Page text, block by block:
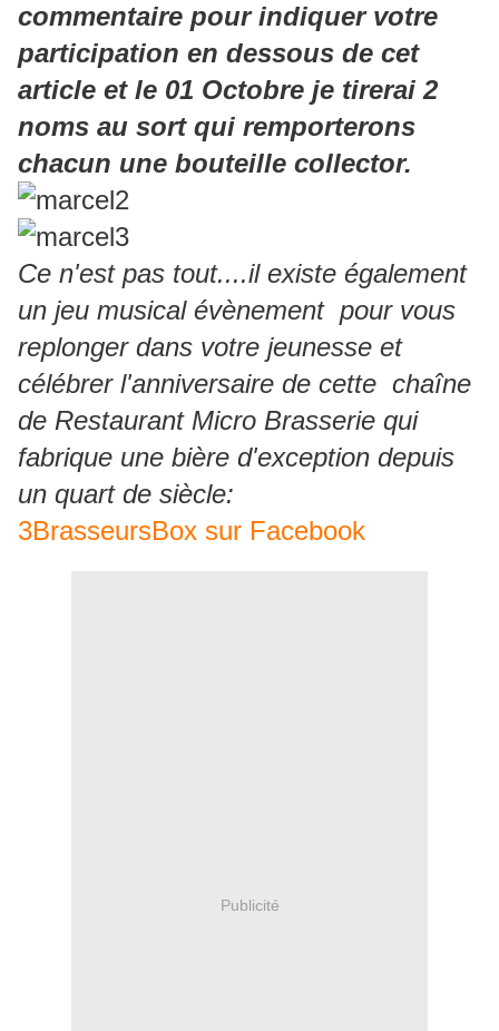
commentaire pour indiquer votre
participation en dessous de cet
article et le 01 Octobre je tirerai 2
noms au sort qui remporterons
chacun une bouteille collector.
Ce n'est pas tout....il existe également
un jeu musical évènement pour vous
replonger dans votre jeunesse et
célébrer l'anniversaire de cette chaîne
de Restaurant Micro Brasserie qui
fabrique une bière d'exception depuis
un quart de siècle:
3BrasseursBox sur Facebook
Publicité